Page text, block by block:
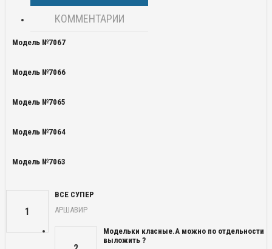
КОММЕНТАРИИ
Модель №7067
Модель №7066
Модель №7065
Модель №7064
Модель №7063
1
ВСЕ СУПЕР
АРШАВИР
Модельки класные.А можно по отдельности
выложить ?